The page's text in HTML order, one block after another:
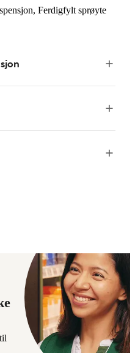
Ferdigfylt sprøyte